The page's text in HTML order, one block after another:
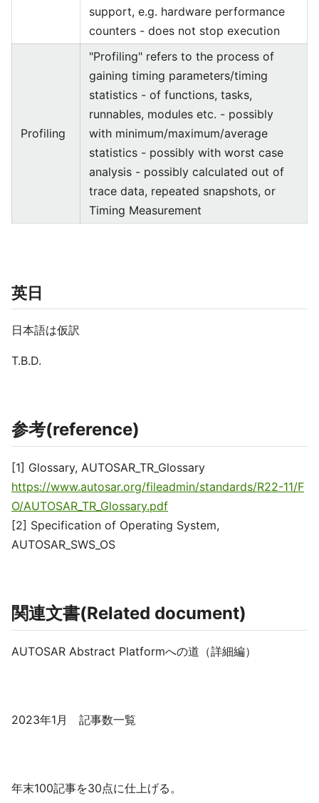
support, e.g. hardware performance
counters - does not stop execution
Profiling
"Profiling" refers to the process of
gaining timing parameters/timing
statistics - of functions, tasks,
runnables, modules etc. - possibly
with minimum/maximum/average
statistics - possibly with worst case
analysis - possibly calculated out of
trace data, repeated snapshots, or
Timing Measurement
英日
日本語は仮訳
T.B.D.
参考(reference)
[1] Glossary, AUTOSAR_TR_Glossary
https://www.autosar.org/fileadmin/standards/R22-11/F
O/AUTOSAR_TR_Glossary.pdf
[2] Specification of Operating System,
AUTOSAR_SWS_OS
関連文書(Related document)
AUTOSAR Abstract Platformへの道（詳細編）
2023年1月 記事数一覧
年末100記事を30点に仕上げる。